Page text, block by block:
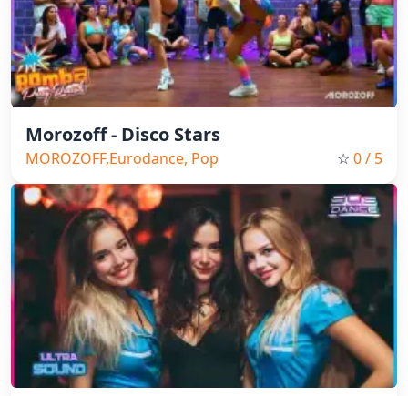
Morozoff - Disco Stars
MOROZOFF,Eurodance, Pop ☆ 0/ 5